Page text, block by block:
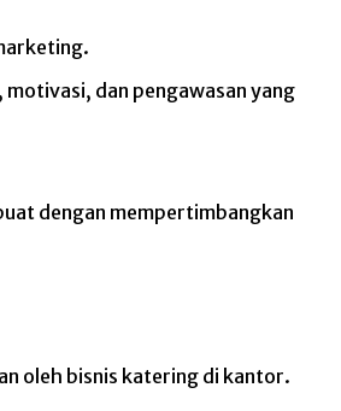
dan pengawasan yang
dengan mempertimbangkan
oleh bisnis katering di kantor.